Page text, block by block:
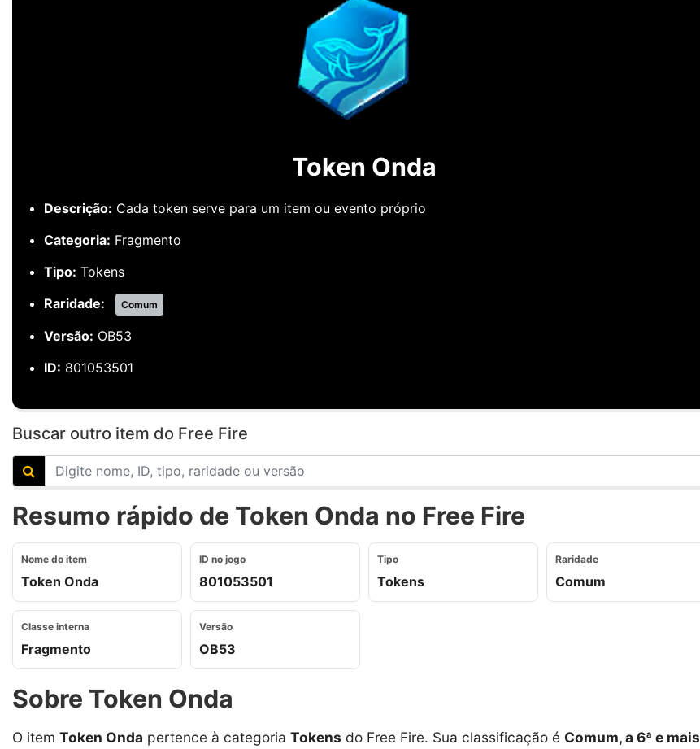
Token Onda
Descrição: Cada token serve para um item ou evento próprio
Categoria: Fragmento
Tipo: Tokens
Raridade:
Comum
Versão: OB53
ID: 801053501
Buscar outro item do Free Fire
Resumo rápido de Token Onda no Free Fire
Nome do item
Token Onda
ID no jogo
801053501
Tipo
Tokens
Raridade
Comum
Classe interna
Fragmento
Versão
OB53
Sobre Token Onda
O item Token Onda pertence à categoria Tokens do Free Fire. Sua classificação é Comum, a 6ª e mais